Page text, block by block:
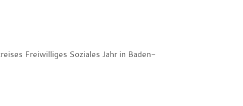
Freiwilliges Soziales Jahr in Baden-